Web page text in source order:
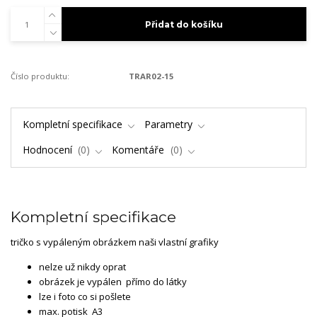
Přidat do košíku
Číslo produktu: TRAR02-15
Kompletní specifikace
Parametry
Hodnocení
0 Komentáře 0
Kompletní specifikace
tričko s vypáleným obrázkem naši vlastní grafiky
nelze už nikdy oprat
obrázek je vypálen přímo do látky
lze i foto co si pošlete
max. potisk A3